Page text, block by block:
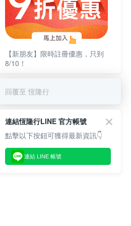
【新朋友】限時註冊優惠，只到
8/10！
回覆至 恆隆行
連結恆隆行LINE 官方帳號
點擊以下按鈕可獲得最新資訊👇
連結 LINE 帳號